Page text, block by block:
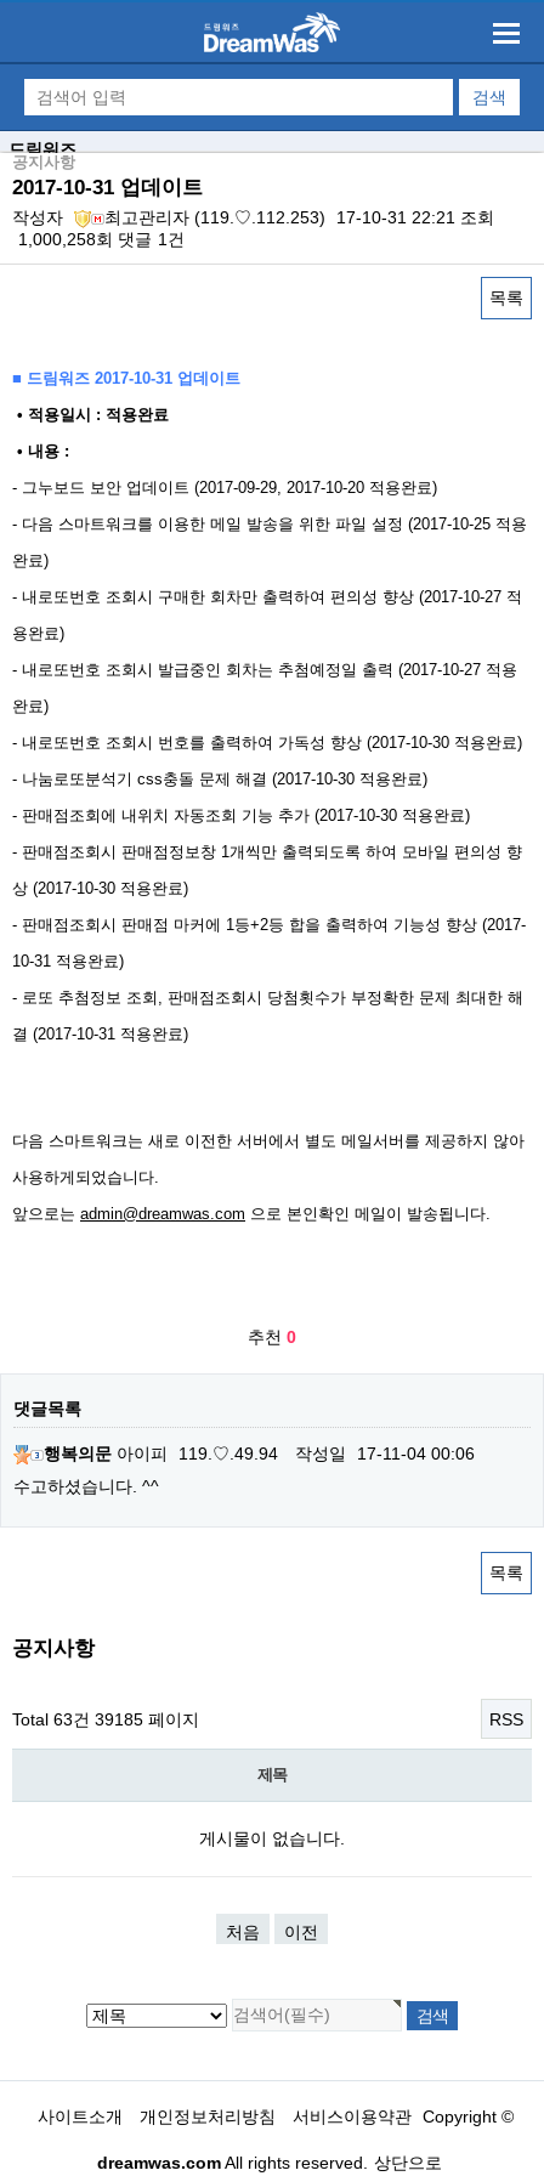
드림워즈
공지사항
2017-10-31 업데이트
작성자 최고관리자 (119.♡.112.253) 17-10-31 22:21 조회
1,000,258회 댓글 1건
목록
■ 드림워즈 2017-10-31 업데이트
​ • 적용일시 : 적용완료
• 내용 : ​
- 그누보드 보안 업데이트 (2017-09-29, 2017-10-20 적용완료)
- 다음 스마트워크를 이용한 메일 발송을 위한 파일 설정 (2017-10-25 적용
완료)
- 내로또번호 조회시 구매한 회차만 출력하여 편의성 향상 (2017-10-27 적
용완료)
- 내로또번호 조회시 발급중인 회차는 추첨예정일 출력 (2017-10-27 적용
완료)
- 내로또번호 조회시 번호를 출력하여 가독성 향상 (2017-10-30 적용완료)
- 나눔로또분석기 css충돌 문제 해결 (2017-10-30 적용완료)
- 판매점조회에 내위치 자동조회 기능 추가 (2017-10-30 적용완료)
- 판매점조회시 판매점정보창 1개씩만 출력되도록 하여 모바일 편의성 향
상 (2017-10-30 적용완료)
- 판매점조회시 판매점 마커에 1등+2등 합을 출력하여 기능성 향상 (2017-
10-31 적용완료)
- 로또 추첨정보 조회, 판매점조회시 당첨횟수가 부정확한 문제 최대한 해
결 (2017-10-31 적용완료)
다음 스마트워크는 새로 이전한 서버에서 별도 메일서버를 제공하지 않아
사용하게되었습니다.
앞으로는 admin@dreamwas.com 으로 본인확인 메일이 발송됩니다.
추천 0
댓글목록
행복의문 아이피 119.♡.49.94 작성일
17-11-04 00:06
수고하셨습니다. ^^
목록
공지사항
Total 63건 39185 페이지 RSS
제목
게시물이 없습니다.
처음 이전
사이트소개 개인정보처리방침 서비스이용약관 Copyright ©
dreamwas.comAll rights reserved. 상단으로